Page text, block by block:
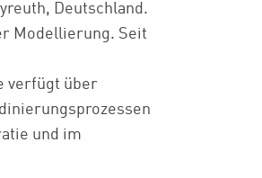
Deutschland.
Modellierung. Seit
verfügt über
und im